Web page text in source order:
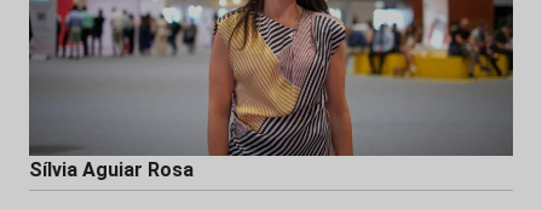
Sílvia Aguiar Rosa